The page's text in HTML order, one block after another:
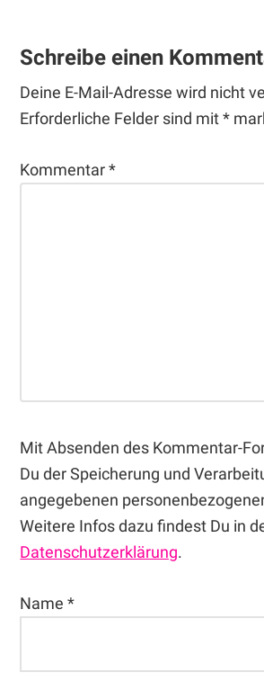
Interaktionen
Schreibe einen
Deine E-Mail-Adresse wird nicht
Erforderliche Felder sind mit*
Kommentar*
Mit Absenden des Kommentar-
Du der Speicherung und
angegebenen
Weitere Infos dazu findest Du in
Datenschutzerklärung.
Name*